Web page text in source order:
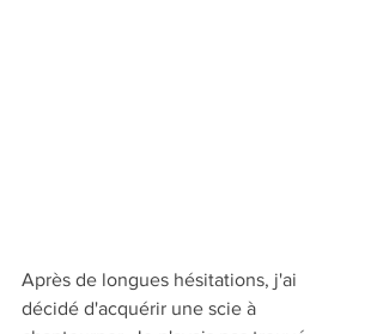
Après de longues hésitations, j'ai
décidé d'acquérir une scie à